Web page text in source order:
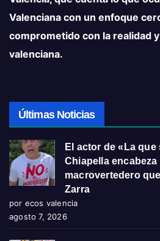
Valenciana con un enfoque
comprometido con la realidad
valenciana.
Últimas Noticias
El actor de «La
Chiapella
macrovertedero
Zarra
por ecos valencia
agosto 7, 2026